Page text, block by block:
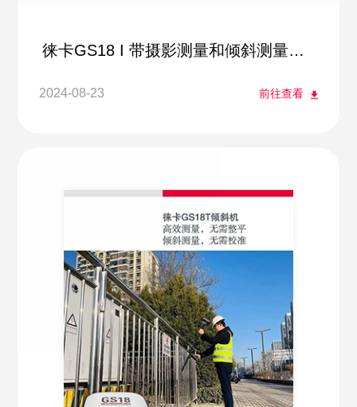
徕卡GS18 I 带摄影测量和倾斜测量的
2024-08-23 前往查看